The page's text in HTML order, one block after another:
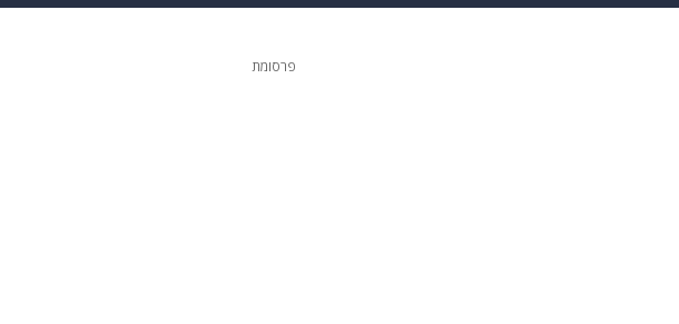
פרסומת